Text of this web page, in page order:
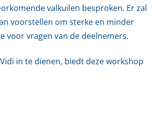
valkuilen besproken. Er zal
voorstellen om sterke en minder
voor vragen van de deelnemers.
in te dienen, biedt deze workshop